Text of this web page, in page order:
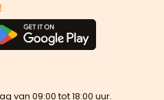
van 09:00 tot 18:00 uur.